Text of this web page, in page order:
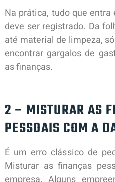
Na prática, tudo que entra
deve ser registrado. Da
até material de limpeza,
encontrar gargalos de
as finanças.
2 – MISTURAR AS
PESSOAIS COM A
É um erro clássico de
Misturar as finanças